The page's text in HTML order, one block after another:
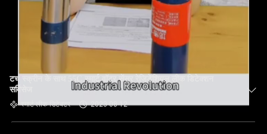
टच स्क्रीन के साथ 55C स्मार्ट वॉटर सेंसर रेजिडेंशियल लीक डिटेक्शन
सर्विसेज
स्मार्ट लीक डिटेक्टर 2023-08-12